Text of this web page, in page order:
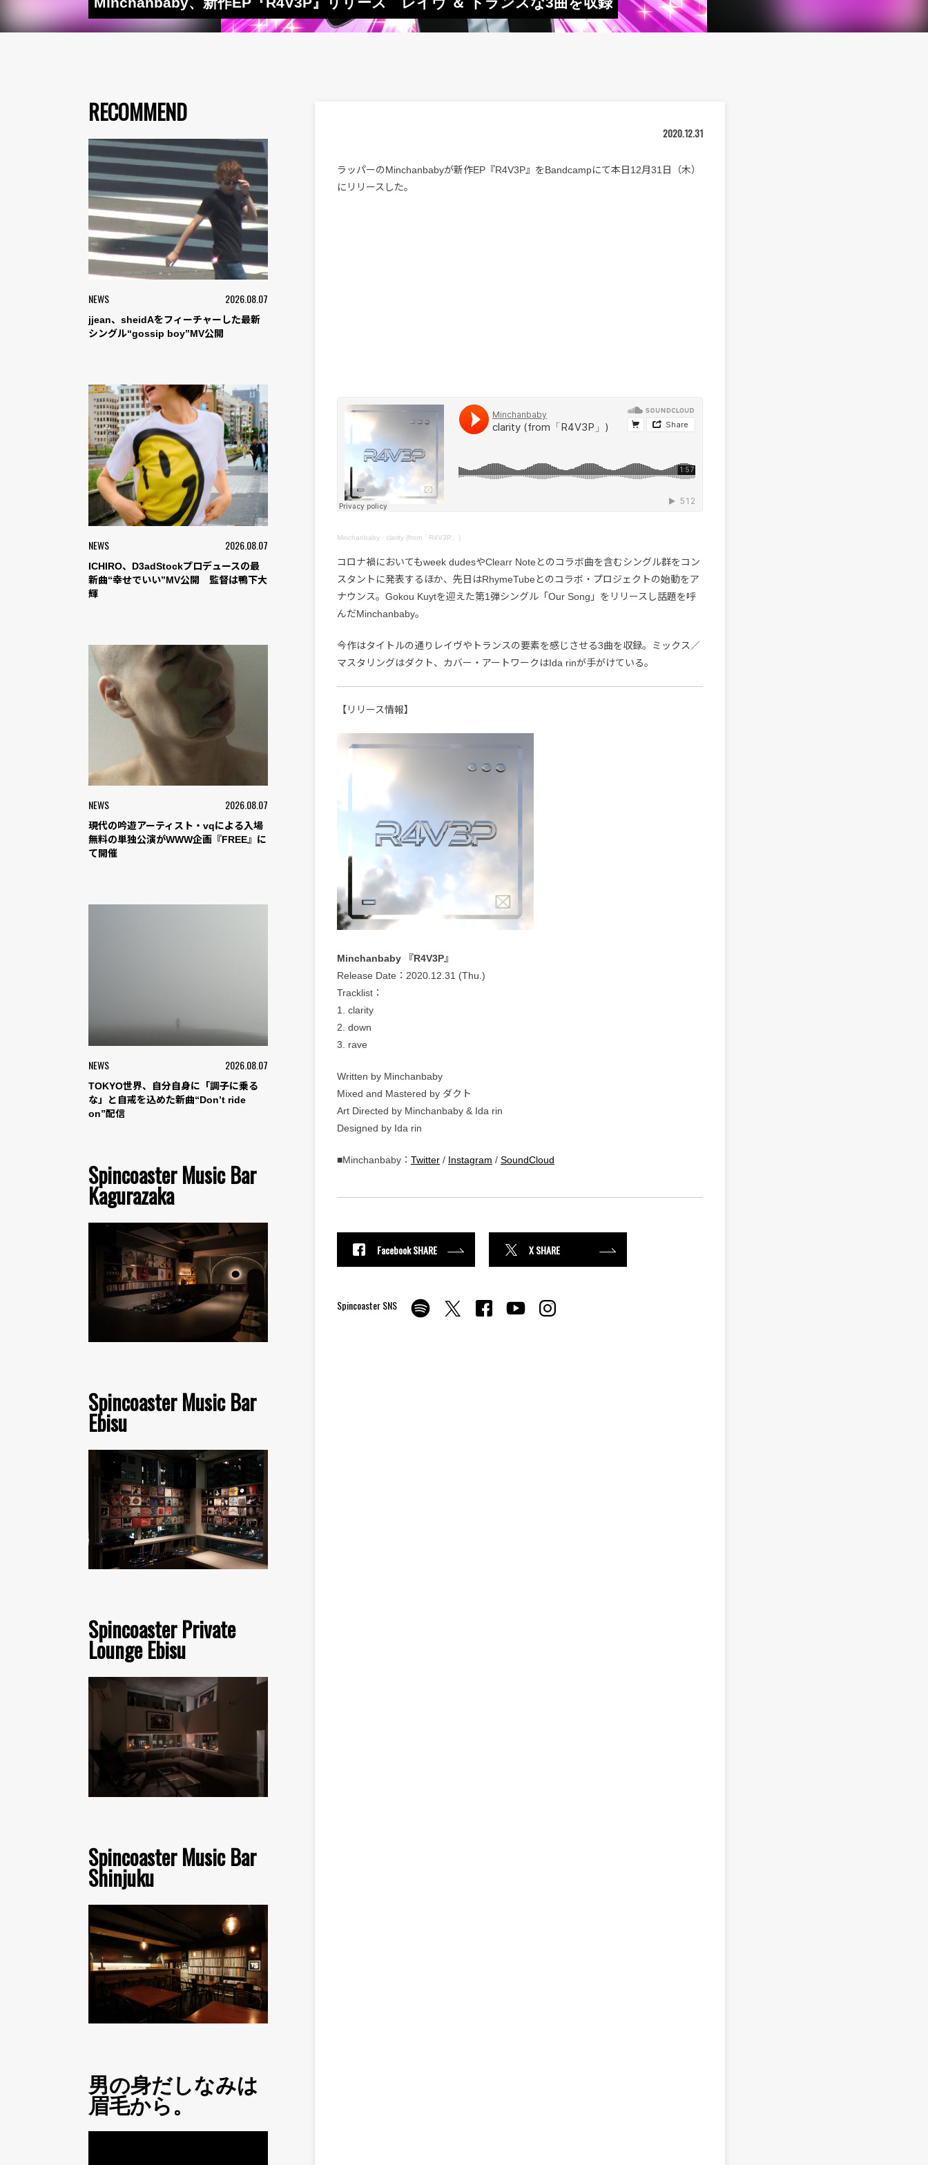
RECOMMEND
NEWS 2026.08.07
jjean、sheidAをフィーチャーした最新
シングル“gossip boy”MV公開
NEWS 2026.08.07
ICHIRO、D3adStockプロデュースの最
新曲“幸せでいい”MV公開 監督は鴨下大
輝
NEWS 2026.08.07
現代の吟遊アーティスト・vqによる入場
無料の単独公演がWWW企画『FREE』に
て開催
NEWS 2026.08.07
TOKYO世界、自分自身に「調子に乗る
な」と自戒を込めた新曲“Don’t ride
on”配信
Spincoaster Music Bar
Kagurazaka
Spincoaster Music Bar
Ebisu
Spincoaster Private
Lounge Ebisu
Spincoaster Music Bar
Shinjuku
男の身だしなみは
眉毛から。
2020.12.31
ラッパーのMinchanbabyが新作EP『R4V3P』をBandcampにて本日12月31日（木）
にリリースした。
Minchanbaby · clarity (from「R4V3P」)
コロナ禍においてもweek dudesやClearr Noteとのコラボ曲を含むシングル群をコン
スタントに発表するほか、先日はRhymeTubeとのコラボ・プロジェクトの始動をア
ナウンス。Gokou Kuytを迎えた第1弾シングル「Our Song」をリリースし話題を呼
んだMinchanbaby。
今作はタイトルの通りレイヴやトランスの要素を感じさせる3曲を収録。ミックス／
マスタリングはダクト、カバー・アートワークはIda rinが手がけている。
【リリース情報】
Minchanbaby 『R4V3P』
Release Date：2020.12.31 (Thu.)
Tracklist：
1. clarity
2. down
3. rave
Written by Minchanbaby
Mixed and Mastered by ダクト
Art Directed by Minchanbaby & Ida rin
Designed by Ida rin​​
■Minchanbaby： Twitter / Instagram / SoundCloud
Facebook SHARE X SHARE
Spincoaster SNS